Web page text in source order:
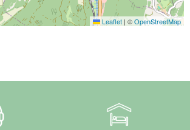
Leaflet | ©OpenStreetMap